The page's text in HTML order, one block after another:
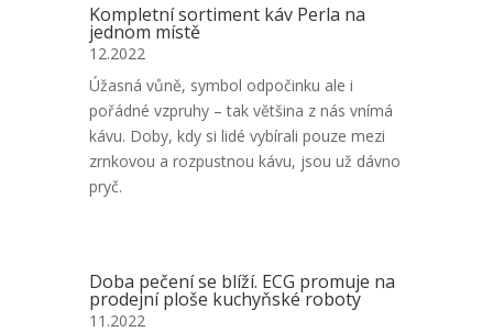
Kompletní sortiment káv Perla na
jednom místě
12.2022
Úžasná vůně, symbol odpočinku ale i
pořádné vzpruhy – tak většina z nás vnímá
kávu. Doby, kdy si lidé vybírali pouze mezi
zrnkovou a rozpustnou kávu, jsou už dávno
pryč.
Doba pečení se blíží. ECG promuje na
prodejní ploše kuchyňské roboty
11.2022